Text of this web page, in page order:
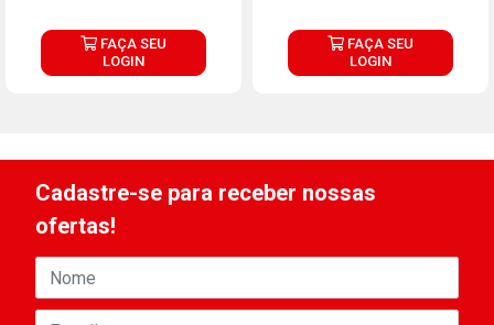
FAÇA SEU
LOGIN
FAÇA SEU
LOGIN
Cadastre-se para receber nossas
ofertas!